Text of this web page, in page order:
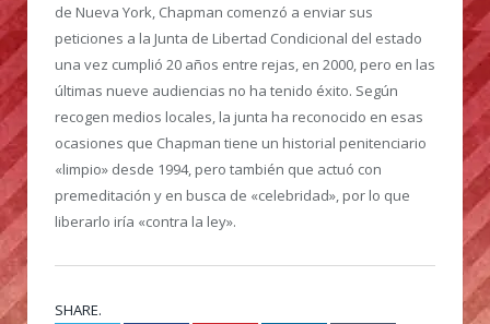
de Nueva York, Chapman comenzó a enviar sus
peticiones a la Junta de Libertad Condicional del estado
una vez cumplió 20 años entre rejas, en 2000, pero en las
últimas nueve audiencias no ha tenido éxito. Según
recogen medios locales, la junta ha reconocido en esas
ocasiones que Chapman tiene un historial penitenciario
«limpio» desde 1994, pero también que actuó con
premeditación y en busca de «celebridad», por lo que
liberarlo iría «contra la ley».
SHARE.